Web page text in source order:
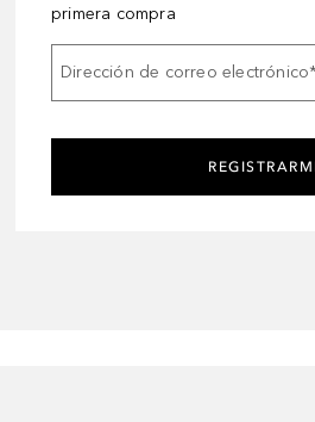
primera compra
Dirección de correo electrónico*